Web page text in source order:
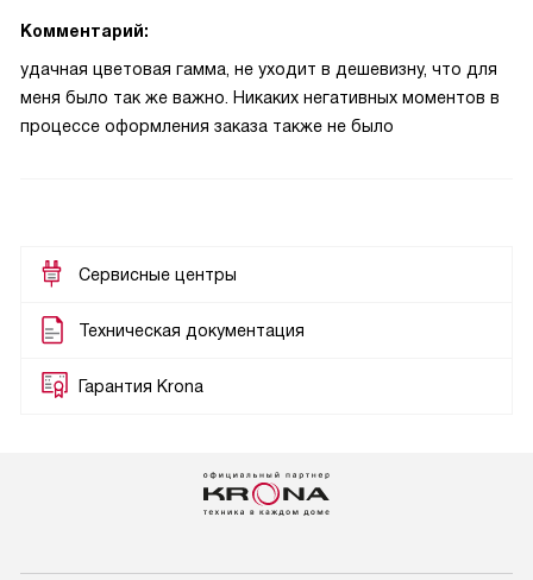
Комментарий:
удачная цветовая гамма, не уходит в дешевизну, что для
меня было так же важно. Никаких негативных моментов в
процессе оформления заказа также не было
Сервисные центры
Техническая документация
Гарантия Krona